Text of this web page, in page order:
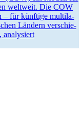
weltweit. Die COW
– für künftige multi­la­
Ländern verschie­
analy­siert